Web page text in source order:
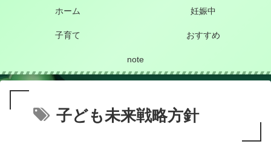
ホーム 妊娠中
子育て おすすめ
note
子ども未来戦略方針